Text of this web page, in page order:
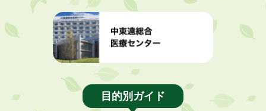
目的別ガイド